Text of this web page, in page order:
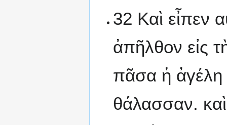
32 Καὶ εἶπεν
ἀπῆλθον εἰς
πᾶσα ἡ ἀγέλη
θάλασσαν.